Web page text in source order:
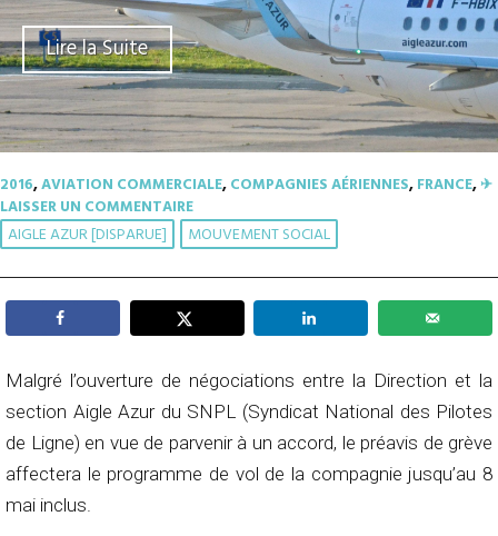
Lire la Suite
2016,AVIATION COMMERCIALE,COMPAGNIES AÉRIENNES,FRANCE,✈︎
LAISSER UN COMMENTAIRE
AIGLE AZUR [DISPARUE] MOUVEMENT SOCIAL
Malgré l’ouverture de négociations entre la Direction et la
section Aigle Azur du SNPL (Syndicat National des Pilotes
de Ligne) en vue de parvenir à un accord, le préavis de grève
affectera le programme de vol de la compagnie jusqu’au 8
mai inclus.